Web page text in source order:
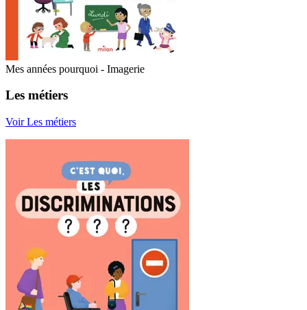
Mes années pourquoi - Imagerie
Les métiers
Voir Les métiers